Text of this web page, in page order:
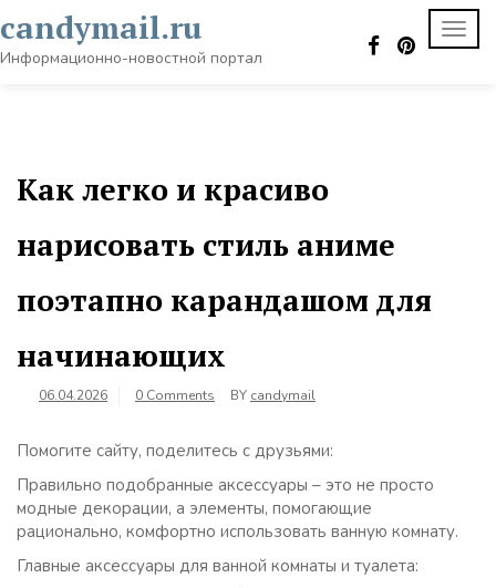
to
content
candymail.ru
Информационно-новостной портал
Как легко и красиво
нарисовать стиль аниме
поэтапно карандашом для
начинающих
06.04.2026 0 Comments BY candymail
Помогите сайту, поделитесь с друзьями:
Правильно подобранные аксессуары – это не просто
модные декорации, а элементы, помогающие
рационально, комфортно использовать ванную комнату.
Главные аксессуары для ванной комнаты и туалета: